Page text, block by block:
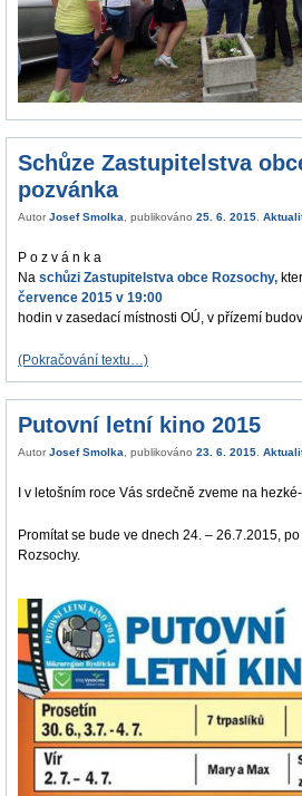
Schůze Zastupitelstva
pozvánka
Autor Josef Smolka , publikováno 25. 6. 2015
P o z v á n k a
Na schůzi Zastupitelstva obce Rozsochy,
července 2015 v 19:00
hodin v zasedací místnosti OÚ, v přízemí
(Pokračování textu…)
Putovní letní kino 2015
Autor Josef Smolka , publikováno 23. 6. 2015
I v letošním roce Vás srdečně zveme na
Promítat se bude ve dnech 24. – 26.7.2015,
Rozsochy.